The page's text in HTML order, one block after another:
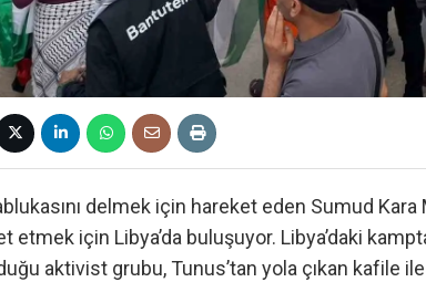
delmek için hareket eden Sumud
etmek için Libya’da buluşuyor. Libya’daki
aktivist grubu, Tunus’tan yola çıkan kafile